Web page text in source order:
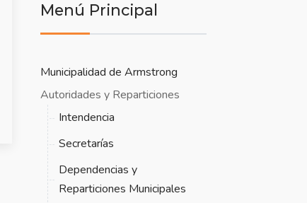
Menú Principal
Municipalidad de Armstrong
Autoridades y Reparticiones
Intendencia
Secretarías
Dependencias y
Reparticiones Municipales